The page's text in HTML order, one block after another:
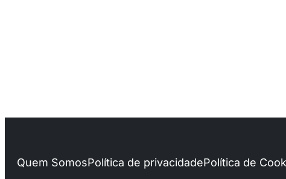
Quem SomosPolítica de privacidadePolítica de